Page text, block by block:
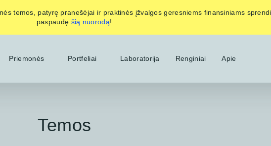
temos, patyrę pranešėjai ir praktinės įžvalgos geresniems finansiniams
paspaudę šią nuorodą!
Priemonės Portfeliai Laboratorija Renginiai Apie
Temos